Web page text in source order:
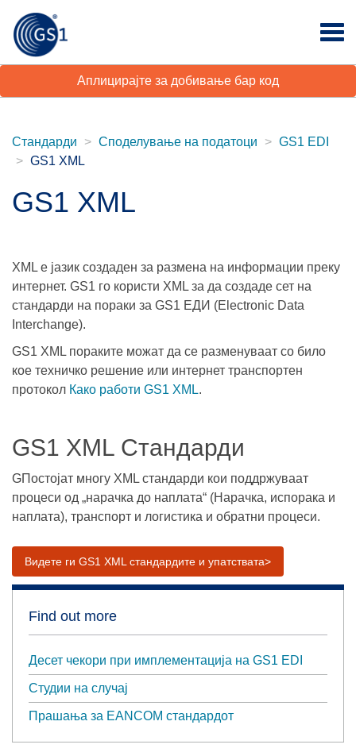
Аплицирајте за добивање бар код
Стандарди Споделување на податоци
GS1 EDI
GS1 XML
GS1 XML
XML е јазик создаден за размена на информации преку
интернет. GS1 го користи XML за да создаде сет на
стандарди на пораки за GS1 ЕДИ (Electronic Data
Interchange).
GS1 XML пораките можат да се разменуваат со било
кое техничко решение или интернет транспортен
протокол Како работи GS1 XML.
GS1 XML Стандарди
GПостојат многу XML стандарди кои поддржуваат
процеси од „нарачка до наплата“ (Нарачка, испорака и
наплата), транспорт и логистика и обратни процеси.
Видете ги GS1 XML стандардите и упатствата>
Find out more
Десет чекори при имплементација на GS1 EDI
Студии на случај
Прашања за EANCOM стандардот